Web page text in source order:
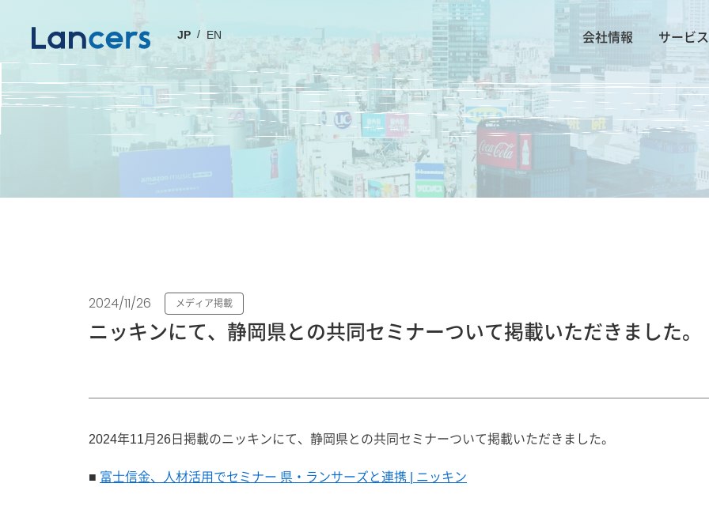
JP EN 会社情報 サービス
2024/11/26 メディア掲載
ニッキンにて、静岡県との共同セミナーついて掲載いただきました。
2024年11月26日掲載のニッキンにて、静岡県との共同セミナーついて掲載いただきました。
■ 富士信金、人材活用でセミナー 県・ランサーズと連携 | ニッキン